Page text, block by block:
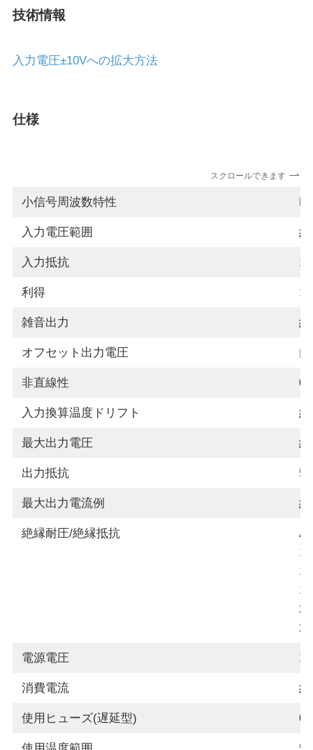
技術情報
入力電圧±10Vへの拡大方法
仕様
スクロールできます
小信号周波数特性
入力電圧範囲 約
入力抵抗
利得
雑音出力
オフセット出力電圧
非直線性
入力換算温度ドリフト
最大出力電圧 約
出力抵抗
最大出力電流例 約
絶縁耐圧/絶縁抵抗
1
1
1
2
2
電源電圧
消費電流 約
使用ヒューズ(遅延型)